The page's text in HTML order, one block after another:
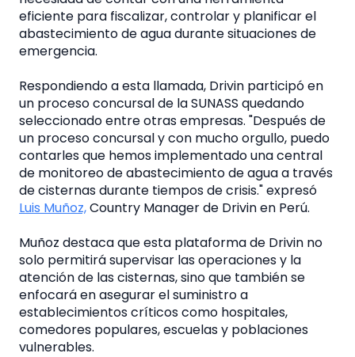
eficiente para fiscalizar, controlar y planificar el
abastecimiento de agua durante situaciones de
emergencia.
Respondiendo a esta llamada, Drivin participó en
un proceso concursal de la SUNASS quedando
seleccionado entre otras empresas. "Después de
un proceso concursal y con mucho orgullo, puedo
contarles que hemos implementado una central
de monitoreo de abastecimiento de agua a través
de cisternas durante tiempos de crisis." expresó
Luis Muñoz,Country Manager de Drivin en Perú.
Muñoz destaca que esta plataforma de Drivin no
solo permitirá supervisar las operaciones y la
atención de las cisternas, sino que también se
enfocará en asegurar el suministro a
establecimientos críticos como hospitales,
comedores populares, escuelas y poblaciones
vulnerables.